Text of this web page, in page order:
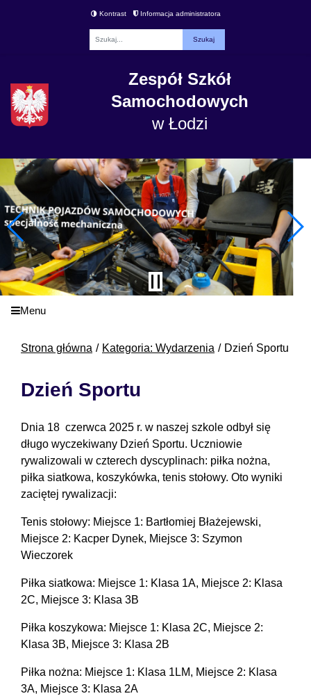
Kontrast Informacja administratora
Zespół Szkół
Samochodowych
w Łodzi
Menu
Strona główna Kategoria: Wydarzenia Dzień Sportu
Dzień Sportu
Dnia 18 czerwca 2025 r. w naszej szkole odbył się
długo wyczekiwany Dzień Sportu. Uczniowie
rywalizowali w czterech dyscyplinach: piłka nożna,
piłka siatkowa, koszykówka, tenis stołowy. Oto wyniki
zaciętej rywalizacji:
Tenis stołowy: Miejsce 1: Bartłomiej Błażejewski,
Miejsce 2: Kacper Dynek, Miejsce 3: Szymon
Wieczorek
Piłka siatkowa: Miejsce 1: Klasa 1A, Miejsce 2: Klasa
2C, Miejsce 3: Klasa 3B
Piłka koszykowa: Miejsce 1: Klasa 2C, Miejsce 2:
Klasa 3B, Miejsce 3: Klasa 2B
Piłka nożna: Miejsce 1: Klasa 1LM, Miejsce 2: Klasa
3A, Miejsce 3: Klasa 2A